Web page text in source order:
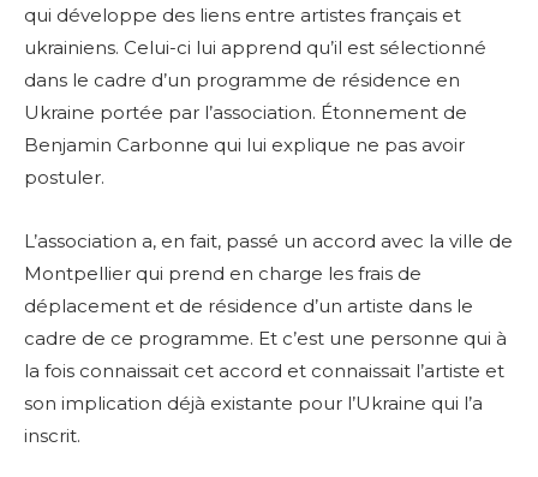
qui développe des liens entre artistes français et
ukrainiens. Celui-ci lui apprend qu’il est sélectionné
dans le cadre d’un programme de résidence en
Ukraine portée par l’association. Étonnement de
Benjamin Carbonne qui lui explique ne pas avoir
postuler.
L’association a, en fait, passé un accord avec la ville de
Montpellier qui prend en charge les frais de
déplacement et de résidence d’un artiste dans le
cadre de ce programme. Et c’est une personne qui à
la fois connaissait cet accord et connaissait l’artiste et
son implication déjà existante pour l’Ukraine qui l’a
inscrit.